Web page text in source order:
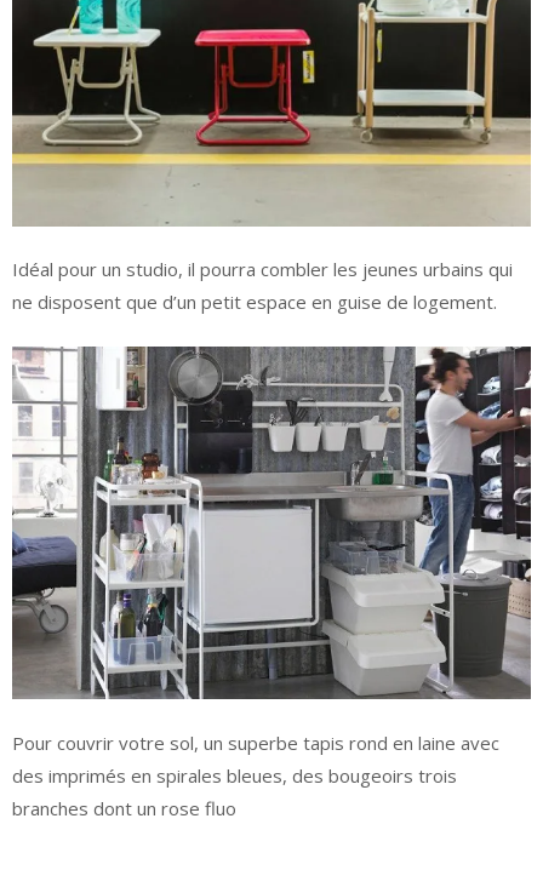
Idéal pour un studio, il pourra combler les jeunes urbains qui
ne disposent que d’un petit espace en guise de logement.
Pour couvrir votre sol, un superbe tapis rond en laine avec
des imprimés en spirales bleues, des bougeoirs trois
branches dont un rose fluo